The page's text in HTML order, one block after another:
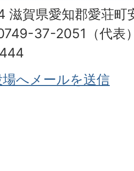
滋賀県愛知郡愛荘町
37-2051（代
へメールを送信